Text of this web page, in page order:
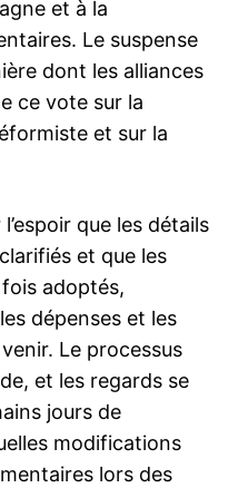
et à la
Le suspense
dont les alliances
ce vote sur la
et sur la
que les détails
et que les
adoptés,
dépenses et les
Le processus
et les regards se
jours de
modifications
lors des